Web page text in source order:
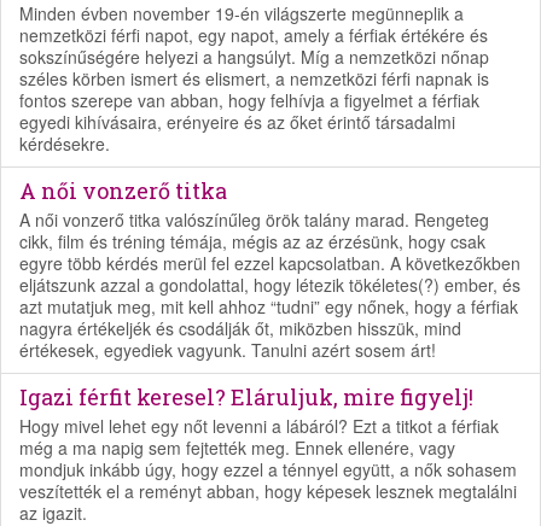
Minden évben november 19-én világszerte megünneplik a
nemzetközi férfi napot, egy napot, amely a férfiak értékére és
sokszínűségére helyezi a hangsúlyt. Míg a nemzetközi nőnap
széles körben ismert és elismert, a nemzetközi férfi napnak is
fontos szerepe van abban, hogy felhívja a figyelmet a férfiak
egyedi kihívásaira, erényeire és az őket érintő társadalmi
kérdésekre.
A női vonzerő titka
A női vonzerő titka valószínűleg örök talány marad. Rengeteg
cikk, film és tréning témája, mégis az az érzésünk, hogy csak
egyre több kérdés merül fel ezzel kapcsolatban. A következőkben
eljátszunk azzal a gondolattal, hogy létezik tökéletes(?) ember, és
azt mutatjuk meg, mit kell ahhoz “tudni” egy nőnek, hogy a férfiak
nagyra értékeljék és csodálják őt, miközben hisszük, mind
értékesek, egyediek vagyunk. Tanulni azért sosem árt!
Igazi férfit keresel? Eláruljuk, mire figyelj!
Hogy mivel lehet egy nőt levenni a lábáról? Ezt a titkot a férfiak
még a ma napig sem fejtették meg. Ennek ellenére, vagy
mondjuk inkább úgy, hogy ezzel a ténnyel együtt, a nők sohasem
veszítették el a reményt abban, hogy képesek lesznek megtalálni
az igazit.